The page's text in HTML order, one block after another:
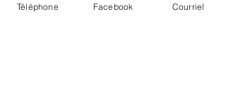
Téléphone Facebook Courriel